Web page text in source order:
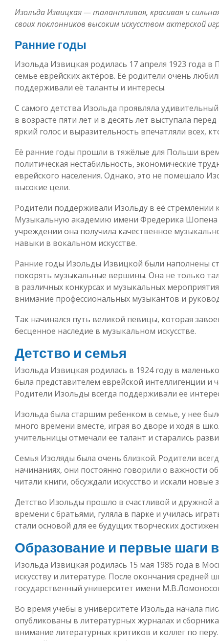
Изольда Извицкая — талантливая, красивая и
своих поклонников высоким искусством актерской
Ранние годы
Изольда Извицкая родилась 17 апреля 1923 года
семье еврейских актёров. Её родители очень
поддерживали её таланты и интересы.
С самого детства Изольда проявляла
в возрасте пяти лет и в десять лет выступала
яркий голос и выразительность впечатляли всех,
Её ранние годы прошли в тяжёлые для Польши
политическая нестабильность, экономические
еврейского населения. Однако, это не помешало
высокие цели.
Родители поддерживали Изольду в её стремлении
Музыкальную академию имени Фредерика
учреждении она получила качественное
навыки в вокальном искусстве.
Ранние годы Изольды Извицкой были наполнены
покорять музыкальные вершины. Она не только
в различных конкурсах и музыкальных
внимание профессиональных музыкантов и
Так начинался путь великой певицы, которая
бесценное наследие в музыкальном искусстве.
Детство и семья
Изольда Извицкая родилась в 1924 году в
была представителем еврейской интеллигенции и
Родители Изольды всегда поддерживали ее
Изольда была старшим ребенком в семье, у нее
много времени вместе, играя во дворе и ходя в
учительницы отмечали ее талант и старались
Семья Изоляды была очень близкой. Родители
начинаниях, они постоянно говорили о важности
читали книги, обсуждали искусство и искали новые
Детство Изольды прошло в счастливой и дружной
времени с братьями, гуляла в парке и училась
стали основой для ее будущих творческих
Образование и первые шаги
Изольда Извицкая родилась 15 мая 1985 года в
искусству и литературе. После окончания средней
государственный университет имени
Во время учебы в университете Изольда начала
опубликованы в литературных журналах и
внимание литературных критиков и коллег по